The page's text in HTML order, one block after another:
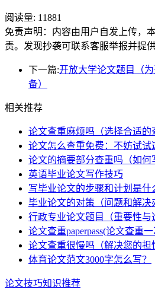
阅读量: 11881
免责声明：内容由用户自发上传，
责。发现抄袭可联系客服举报并提
下一篇:开放大学论文题目（
备）
相关推荐
论文查重麻烦吗（选择合适的
论文怎么查重免费：不妨试试
论文的摘要部分查重吗（如何
英语毕业论文写作技巧
写毕业论文的步骤和计划是什
毕业论文的对策（问题和解决
行政专业论文题目（重要性与
论文查重paperpass(论文查重
论文查重很慢吗（解决您的担
体育论文范文3000字怎么写？
论文技巧知识推荐